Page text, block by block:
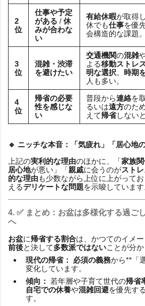
2
位
仕事や予定
がある / 休
みが合わな
い
有給休暇が取得
休でも仕事を優
会構造的な課題。
3
位
混雑・渋滞
を避けたい
交通機関の混雑
よる移動ストレ
明な選択。 時期
人も多い。
4
位
帰省の必要
性を感じな
い
普段から連絡を
るいは遠方のため
えて帰省しない
🔹 ニッチな本音：「気疲れ」「居心地の
上記の実利的な理由のほかに、「家族
居心地が悪い」「親戚に会うのがスト
的な理由 も少数ながら上位に上がって
えるデリケートな問題を示唆しています
4. ✅ まとめ： お盆は多様化する過ご
へ
お盆に帰省する割合は、かつてのイメー
前後と決して多数派ではないことが分か
現代の帰省：
必須の義務から**「
変化しています。
傾向：
若年層や子育て世代の帰省
自宅での休養や混雑回避を優先す
す。